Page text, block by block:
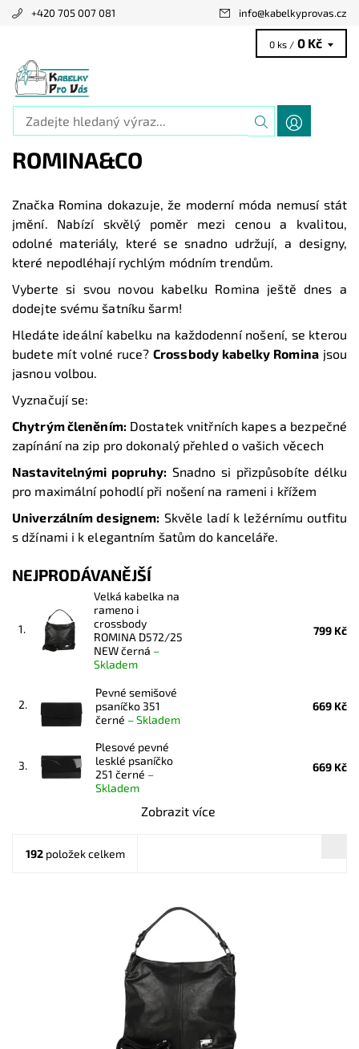
+420 705 007 081 info@kabelkyprovas.cz
0 ks / 0 Kč
ROMINA&CO
Značka Romina dokazuje, že moderní móda nemusí stát
jmění. Nabízí skvělý poměr mezi cenou a kvalitou,
odolné materiály, které se snadno udržují, a designy,
které nepodléhají rychlým módním trendům.
Vyberte si svou novou kabelku Romina ještě dnes a
dodejte svému šatníku šarm!
Hledáte ideální kabelku na každodenní nošení, se kterou
budete mít volné ruce?Crossbody kabelky Rominajsou
jasnou volbou.
Vyznačují se:
Chytrým členěním:Dostatek vnitřních kapes a bezpečné
zapínání na zip pro dokonalý přehled o vašich věcech
Nastavitelnými popruhy:Snadno si přizpůsobíte délku
pro maximální pohodlí při nošení na rameni i křížem
Univerzálním designem: Skvěle ladí k ležérnímu outfitu
s džínami i k elegantním šatům do kanceláře.
NEJPRODÁVANĚJŠÍ
1.
Velká kabelka na
rameno i
crossbody
ROMINA D572/25
NEW černá –
Skladem
799 Kč
2.
Pevné semišové
psaníčko 351
černé –Skladem
669 Kč
3.
Plesové pevné
lesklé psaníčko
251 černé –
Skladem
669 Kč
Zobrazit více
192 položek celkem
Jedna z nejprodávanějších kabelek roku 2024 a 2025 je zpět
a v novém designu - je doplněna o aplikaci značky na čelní
Skladem
20939
ROMINA&CO
2 roky